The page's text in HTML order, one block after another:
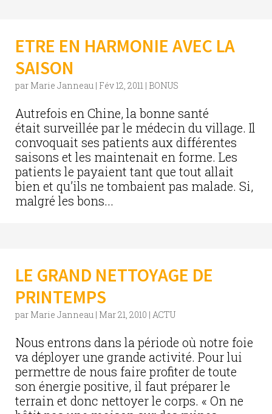
ETRE EN HARMONIE AVEC LA
SAISON
par Marie Janneau | Fév 12, 2011 | BONUS
Autrefois en Chine, la bonne santé
était surveillée par le médecin du village. Il
convoquait ses patients aux différentes
saisons et les maintenait en forme. Les
patients le payaient tant que tout allait
bien et qu’ils ne tombaient pas malade. Si,
malgré les bons...
LE GRAND NETTOYAGE DE
PRINTEMPS
par Marie Janneau | Mar 21, 2010 | ACTU
Nous entrons dans la période où notre foie
va déployer une grande activité. Pour lui
permettre de nous faire profiter de toute
son énergie positive, il faut préparer le
terrain et donc nettoyer le corps. « On ne